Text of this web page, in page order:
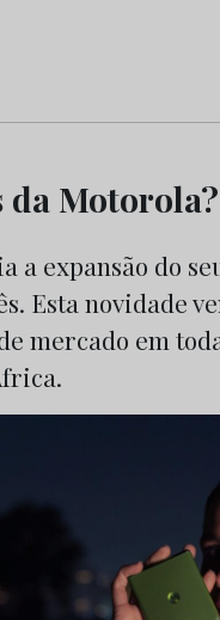
Marketing e da
da
a expansão do
Esta novidade
mercado em